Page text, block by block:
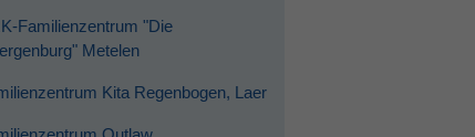
Familienzentrum "Die
Metelen
Kita Regenbogen, Laer